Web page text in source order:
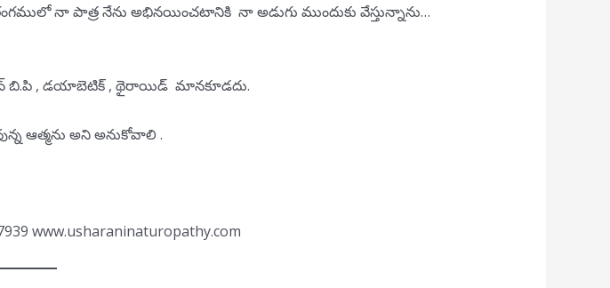
నా పాత్ర నేను అభినయించటానికి నా అడుగు ముందుకు వేస్తున్నాను…
బి.పి , డయాబెటిక్ , థైరాయిడ్ మానకూడదు.
ఆత్మను అని అనుకోవాలి .
www.usharaninaturopathy.com